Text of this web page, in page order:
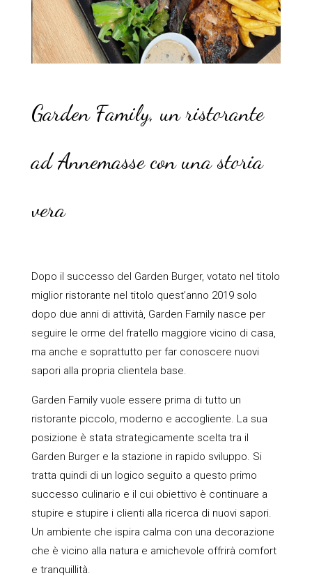
Garden Family, un ristorante
ad Annemasse con una storia
vera
Dopo il successo del Garden Burger, votato nel titolo
miglior ristorante nel titolo quest’anno 2019 solo
dopo due anni di attività, Garden Family nasce per
seguire le orme del fratello maggiore vicino di casa,
ma anche e soprattutto per far conoscere nuovi
sapori alla propria clientela base.
Garden Family vuole essere prima di tutto un
ristorante piccolo, moderno e accogliente. La sua
posizione è stata strategicamente scelta tra il
Garden Burger e la stazione in rapido sviluppo. Si
tratta quindi di un logico seguito a questo primo
successo culinario e il cui obiettivo è continuare a
stupire e stupire i clienti alla ricerca di nuovi sapori.
Un ambiente che ispira calma con una decorazione
che è vicino alla natura e amichevole offrirà comfort
e tranquillità.